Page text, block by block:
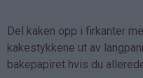
Del kaken opp i firkanter
kakestykkene ut av
bakepapiret hvis du